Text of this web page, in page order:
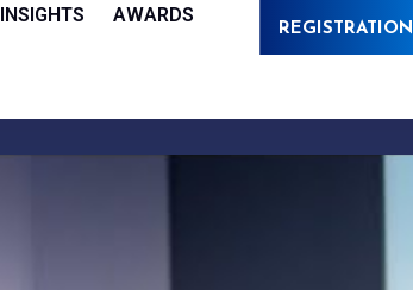
INSIGHTS
AWARDS
REGISTRATION